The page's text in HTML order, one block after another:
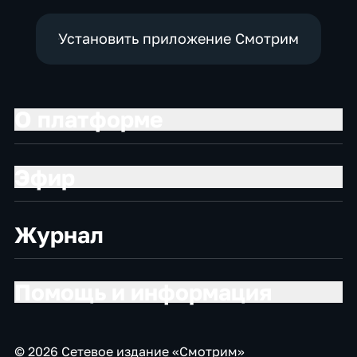
Установить приложение Смотрим
Журнал
© 2026 Сетевое издание «Смотрим»